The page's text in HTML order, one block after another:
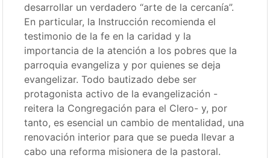
desarrollar un verdadero “arte de la cercanía”.
En particular, la Instrucción recomienda el
testimonio de la fe en la caridad y la
importancia de la atención a los pobres que la
parroquia evangeliza y por quienes se deja
evangelizar. Todo bautizado debe ser
protagonista activo de la evangelización -
reitera la Congregación para el Clero- y, por
tanto, es esencial un cambio de mentalidad, una
renovación interior para que se pueda llevar a
cabo una reforma misionera de la pastoral.